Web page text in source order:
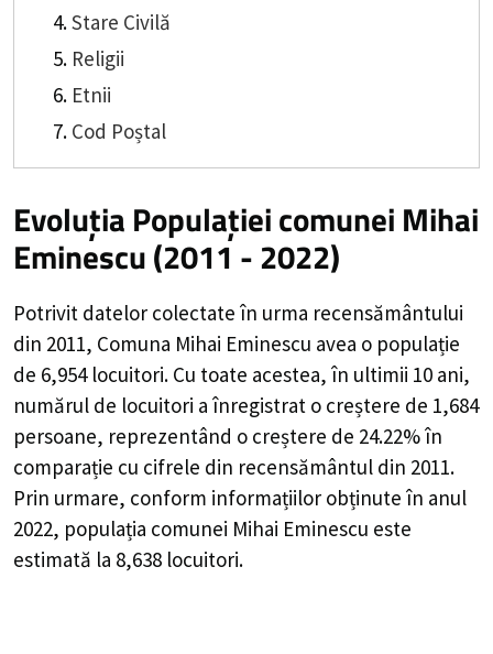
Stare Civilă
Religii
Etnii
Cod Poștal
Evoluția Populației comunei Mihai
Eminescu (2011 - 2022)
Potrivit datelor colectate în urma recensământului
din 2011, Comuna Mihai Eminescu avea o populație
de 6,954locuitori. Cu toate acestea, în ultimii 10 ani,
numărul de locuitori a înregistrat o creștere de 1,684
persoane, reprezentând o creștere de 24.22%în
comparație cu cifrele din recensământul din 2011.
Prin urmare, conform informațiilor obținute în anul
2022, populația comunei Mihai Eminescu este
estimată la 8,638 locuitori.